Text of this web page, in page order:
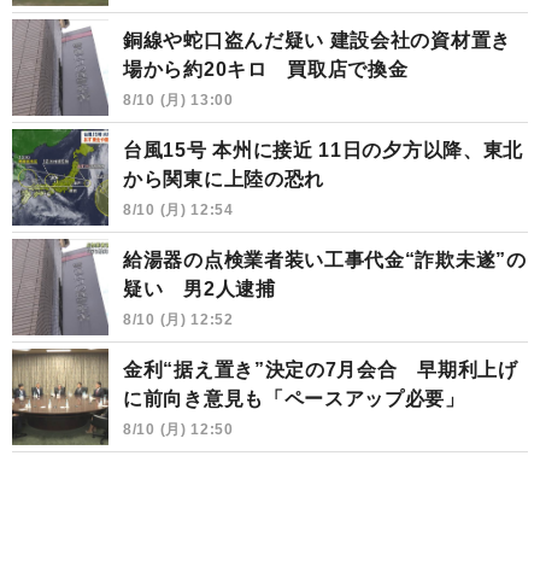
銅線や蛇口盗んだ疑い 建設会社の資材置き
場から約20キロ 買取店で換金
8/10 (月) 13:00
台風15号 本州に接近 11日の夕方以降、東北
から関東に上陸の恐れ
8/10 (月) 12:54
給湯器の点検業者装い工事代金“詐欺未遂”の
疑い 男2人逮捕
8/10 (月) 12:52
金利“据え置き”決定の7月会合 早期利上げ
に前向き意見も「ペースアップ必要」
8/10 (月) 12:50